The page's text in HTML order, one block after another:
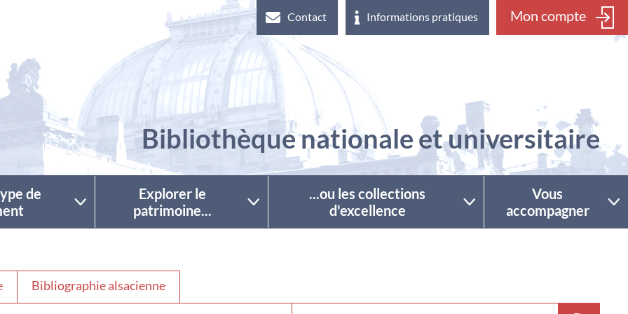
Contact Informations pratiques Mon compte
Bibliothèque nationale et universitaire
de
Explorer le
patrimoine...
...ou les collections
d'excellence
Vous
accompagner
Bibliographie alsacienne